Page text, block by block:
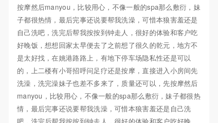
按摩然后manyou，比较用心，不像一般的spa那么敷衍，妹
子都很热情，最后完事还说要帮我洗澡，可惜本狼害羞还是
自己洗吧，洗完后帮我按按到钟走人，很好的体验和客户吃
好晚饭，想想回家太早便去了之前想了很久的乾元，地方不
是太好找，在姚港路路上，有地下停车场隐私性还是可以
的，上二楼有小哥招呼问足疗还是按摩，直接进入小房间先
洗澡，洗完澡妹子也差不多来了，质量还可以，先按摩然后
manyou，比较用心，不像一般的spa那么敷衍，妹子都很热
情，最后完事还说要帮我洗澡，可惜本狼害羞还是自己洗